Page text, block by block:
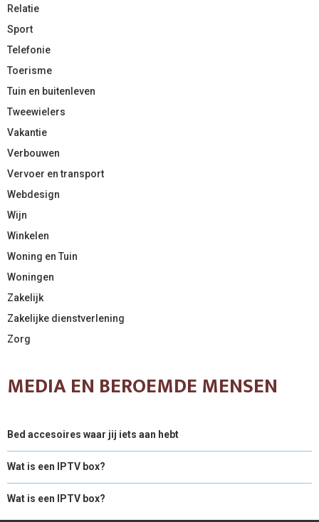
Relatie
Sport
Telefonie
Toerisme
Tuin en buitenleven
Tweewielers
Vakantie
Verbouwen
Vervoer en transport
Webdesign
Wijn
Winkelen
Woning en Tuin
Woningen
Zakelijk
Zakelijke dienstverlening
Zorg
MEDIA EN BEROEMDE MENSEN
Bed accesoires waar jij iets aan hebt
Wat is een IPTV box?
Wat is een IPTV box?